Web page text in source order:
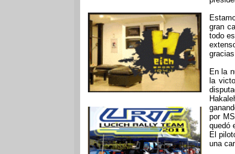
gran
todo
En la
la
por
quedó
El
una